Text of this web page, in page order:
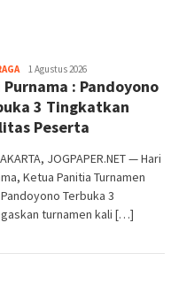
Heri
Purwata
1 Agustus 2026
Purnama : Pandoyono
3 Tingkatkan
Peserta
JOGPAPER.NET — Hari
Ketua Panitia Turnamen
Terbuka 3
turnamen kali […]